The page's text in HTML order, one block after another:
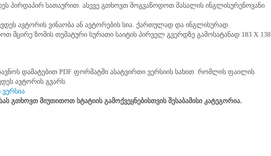
პირდაპირ სათაურით. ასევე გთხოვთ მოგვაწოდოთ მასალის ინგლისურენოვანი
ავტორის ვინაობა ან ავტორების სია. ქართულად და ინგლისურად.
მცირე ზომის თემატური სურათი საიტის პირველ გვერდზე გამოსატანად 183 X 138
დამატებით PDF ფორმატში ასატვირთი ვერსიის სახით. რომლის ფაილის
ავტორის გვარს.
გთხოვთ მიუთითოთ სტატიის გამოქვეყნებისთვის შესაბამისი კატეგორია.